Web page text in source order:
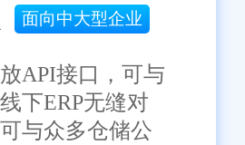
时与我们联系，并提供身份证明、权属证
证明，我们将尽快处理。
面向中大型企业
API接口，可与
下ERP无缝对
与众多仓储公